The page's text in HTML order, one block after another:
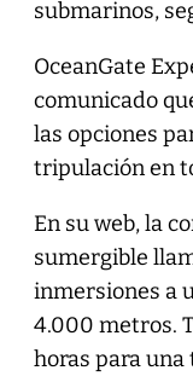
submarinos,
OceanGate
comunicado
las opciones
tripulación en
En su web, la
sumergible
inmersiones a
4.000 metros.
horas para